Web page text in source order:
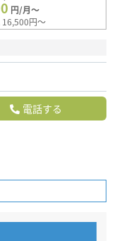
円/月～
円～
電話する